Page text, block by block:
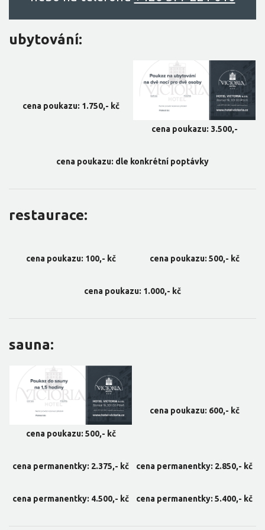
ubytování:
cena poukazu: 1.750,- kč
cena poukazu: 3.500,-
cena poukazu: dle konkrétní poptávky
restaurace:
cena poukazu: 100,- kč cena poukazu: 500,- kč
cena poukazu: 1.000,- kč
sauna:
cena poukazu: 500,- kč
cena poukazu: 600,- kč
cena permanentky: 2.375,- kč cena permanentky: 2.850,- kč
cena permanentky: 4.500,- kč cena permanentky: 5.400,- kč